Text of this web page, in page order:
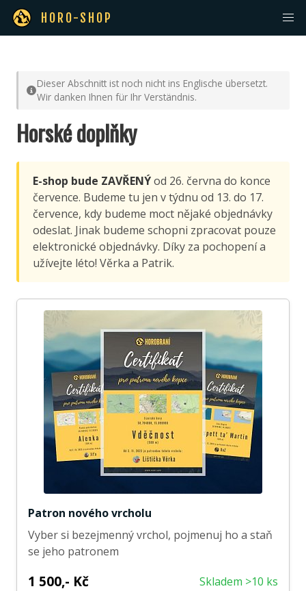
HORO-SHOP
Dieser Abschnitt ist noch nicht ins Englische übersetzt.
Wir danken Ihnen für Ihr Verständnis.
Horské doplňky
E-shop bude ZAVŘENÝod 26. června do konce
července. Budeme tu jen v týdnu od 13. do 17.
července, kdy budeme moct nějaké objednávky
odeslat. Jinak budeme schopni zpracovat pouze
elektronické objednávky. Díky za pochopení a
užívejte léto! Věrka a Patrik.
Patron nového vrcholu
Vyber si bezejmenný vrchol, pojmenuj ho a staň
se jeho patronem
1 500,- Kč Skladem >10 ks